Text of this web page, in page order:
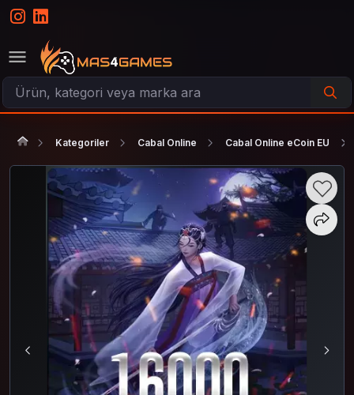
Kategoriler Cabal Online Cabal Online eCoin EU